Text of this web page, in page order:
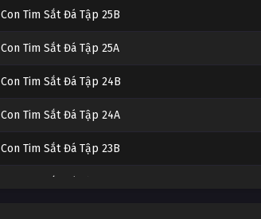
Con Tim Sắt Đá Tập 25B
Con Tim Sắt Đá Tập 25A
Con Tim Sắt Đá Tập 24B
Con Tim Sắt Đá Tập 24A
Con Tim Sắt Đá Tập 23B